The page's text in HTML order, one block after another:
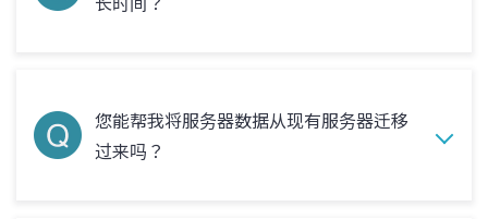
您能帮我将服务器数据从现有服务器迁移
过来吗？